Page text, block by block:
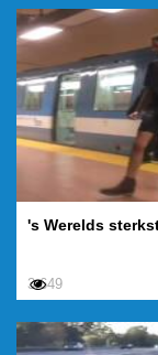
's Werelds
3.649